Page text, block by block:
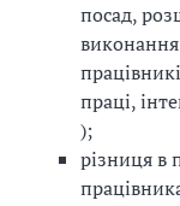
посад,
виконання
праці,
);
різниця в